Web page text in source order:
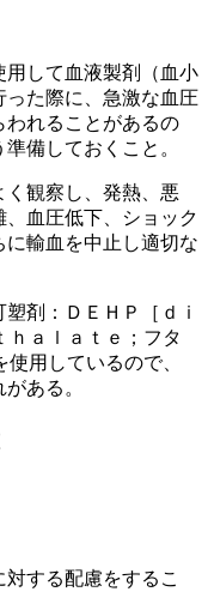
して血液製剤（血小
た際に、急激な血圧
われることがあるの
備しておくこと。
観察し、発熱、悪
血圧低下、ショック
輸血を中止し適切な
剤：ＤＥＨＰ［ｄｉ
ｈａｌａｔｅ；フタ
用しているので、
ある。
する配慮をするこ